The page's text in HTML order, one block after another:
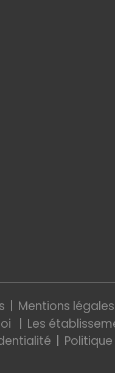
Mentions légales
Les